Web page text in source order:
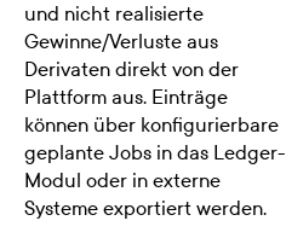
und nicht realisierte
Gewinne/Verluste aus
Derivaten direkt von der
Plattform aus. Einträge
können über konfigurierbare
geplante Jobs in das Ledger-
Modul oder in externe
Systeme exportiert werden.